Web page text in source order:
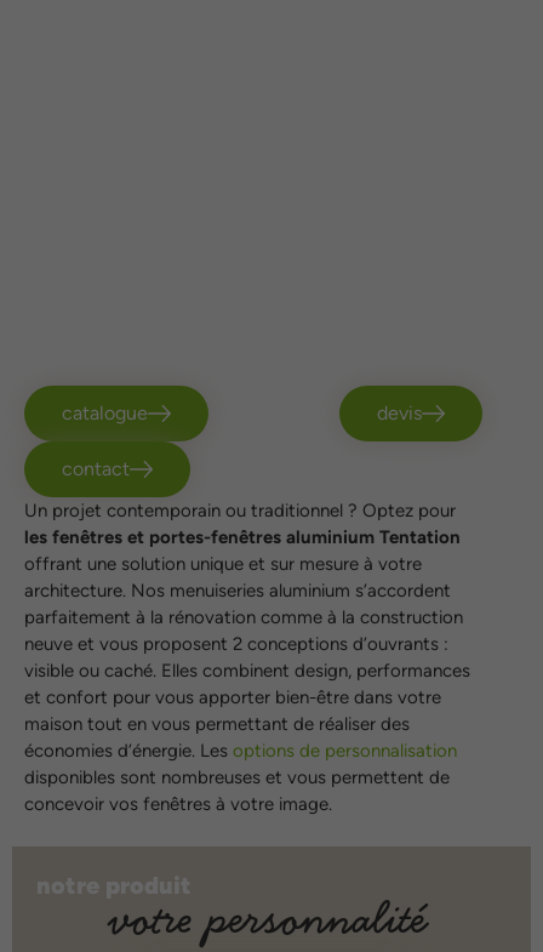
catalogue devis
contact
Un projet contemporain ou traditionnel ? Optez pour
les fenêtres et portes-fenêtres aluminium Tentation
offrant une solution unique et sur mesure à votre
architecture. Nos menuiseries aluminium s’accordent
parfaitement à la rénovation comme à la construction
neuve et vous proposent 2 conceptions d’ouvrants :
visible ou caché. Elles combinent design, performances
et confort pour vous apporter bien-être dans votre
maison tout en vous permettant de réaliser des
économies d’énergie. Les options de personnalisation
disponibles sont nombreuses et vous permettent de
concevoir vos fenêtres à votre image.
notre produit
votre personnalité